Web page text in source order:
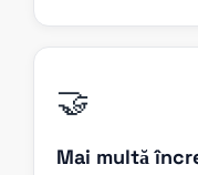
🤝
Mai multă